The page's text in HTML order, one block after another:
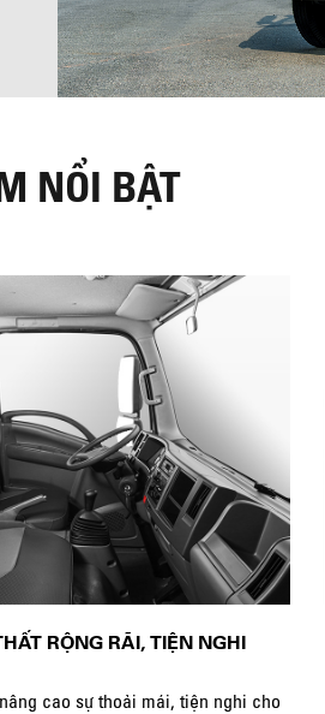
NỔI BẬT
RỘNG RÃI, TIỆN NGHI
cao sự thoải mái, tiện nghi cho